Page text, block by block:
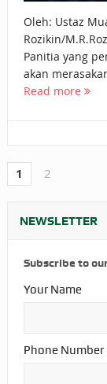
Oleh: Ustaz
Rozikin/
Panitia yang
akan
Read more
1 2
NEWSLETTER
Subscribe to
Your Name
Phone Number